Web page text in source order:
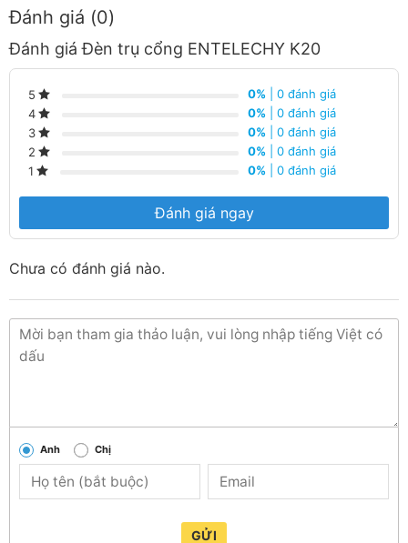
Cung cấp đầy đủ vật tư- thiết bị thiết bị điện dân
dụng và công nghiệp
Cung cấp dịch vụ hậu mãi sau khi mua hàng
Thiết bị Điện Hoàng Chiến
Phú, TP. Thuận An, Bình Dương
Email:thietbidienhoangchien@gmail.com
Đánh giá (0)
Đánh giá Đèn trụ cổng ENTELECHY K20
5 0% | 0 đánh giá
4
0% | 0 đánh giá
3
0% | 0 đánh giá
2
0% | 0 đánh giá
1
0% | 0 đánh giá
Đánh giá ngay
Chưa có đánh giá nào.
Anh Chị
GỬI